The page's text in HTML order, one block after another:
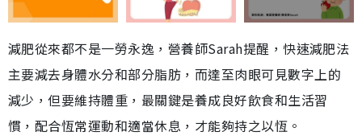
減肥從來都不是一勞永逸，營養師Sarah提醒，快速減肥法
主要減去身體水分和部分脂肪，而達至肉眼可見數字上的
減少，但要維持體重，最關鍵是養成良好飲食和生活習
慣，配合恆常運動和適當休息，才能夠持之以恆。